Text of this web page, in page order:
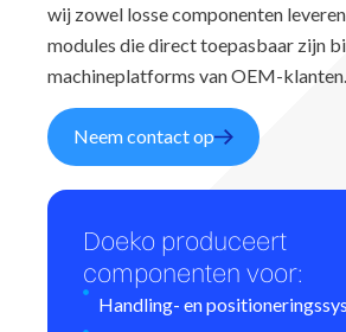
wij zowel losse componenten
modules die direct toepasbaar zijn
machineplatforms van OEM-klanten.
Neem contact op
Doeko produceert
componenten voor:
Handling- en